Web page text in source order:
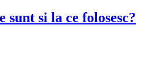
sunt si la ce folosesc?